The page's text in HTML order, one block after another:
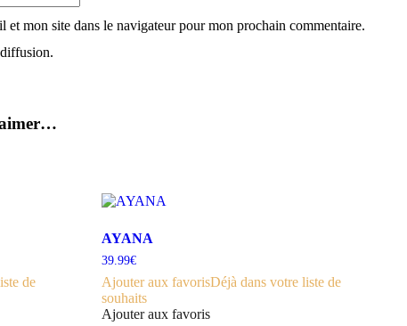
et mon site dans le navigateur pour mon prochain commentaire.
de
AYANA
39.99€
Ajouter aux favorisDéjà dans votre liste de
souhaits
Ajouter aux favoris